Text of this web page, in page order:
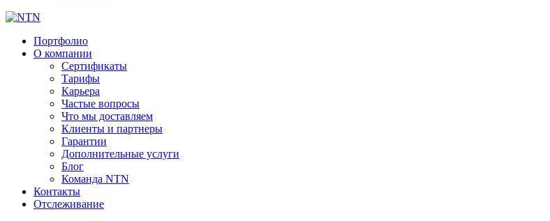
Портфолио
О компании
Сертификаты
Тарифы
Карьера
Частые вопросы
Что мы доставляем
Клиенты и партнеры
Гарантии
Дополнительные услуги
Блог
Команда NTN
Контакты
Отслеживание